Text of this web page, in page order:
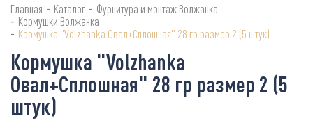
Главная - Каталог - Фурнитура и монтаж Волжанка
- Кормушки Волжанка
- Кормушка "Volzhanka Овал+Сплошная" 28 гр размер 2 (5 штук)
Кормушка "Volzhanka
Овал+Сплошная" 28 гр размер 2 (5
штук)